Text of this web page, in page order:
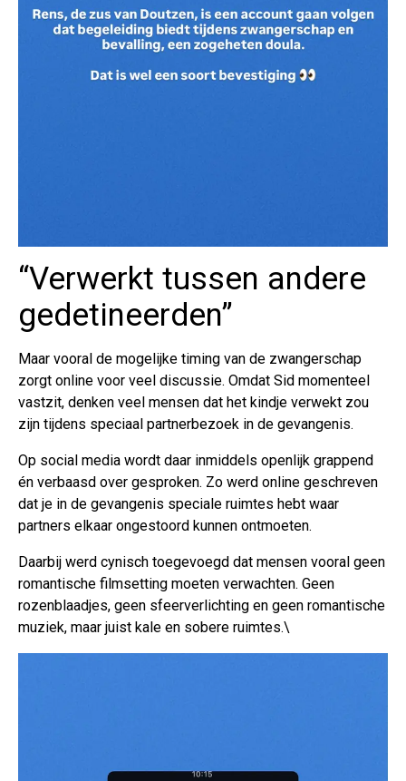
“Verwerkt tussen andere
gedetineerden”
Maar vooral de mogelijke timing van de zwangerschap
zorgt online voor veel discussie. Omdat Sid momenteel
vastzit, denken veel mensen dat het kindje verwekt zou
zijn tijdens speciaal partnerbezoek in de gevangenis.
Op social media wordt daar inmiddels openlijk grappend
én verbaasd over gesproken. Zo werd online geschreven
dat je in de gevangenis speciale ruimtes hebt waar
partners elkaar ongestoord kunnen ontmoeten.
Daarbij werd cynisch toegevoegd dat mensen vooral geen
romantische filmsetting moeten verwachten. Geen
rozenblaadjes, geen sfeerverlichting en geen romantische
muziek, maar juist kale en sobere ruimtes.\